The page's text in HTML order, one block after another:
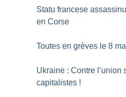
Statu francese
en Corse
Toutes en grèves le 8
Ukraine : Contre
capitalistes !